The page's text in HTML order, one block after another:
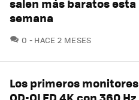
salen más baratos esta
semana
0 COMENTARIOS
HACE 2 MESES
Los primeros monitores